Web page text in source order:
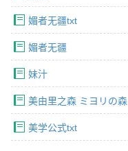
媚者无疆txt
媚者无疆
妹汁
美由里之森 ミヨリの森
美学公式txt